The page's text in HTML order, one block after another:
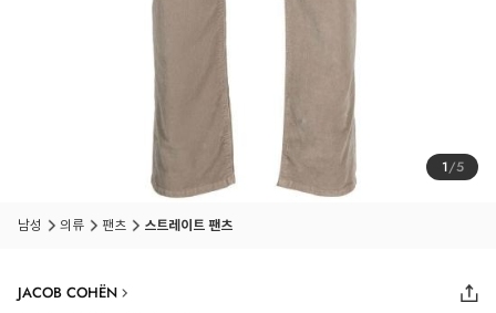
1/5
남성 의류 팬츠 스트레이트 팬츠
JACOB COHËN